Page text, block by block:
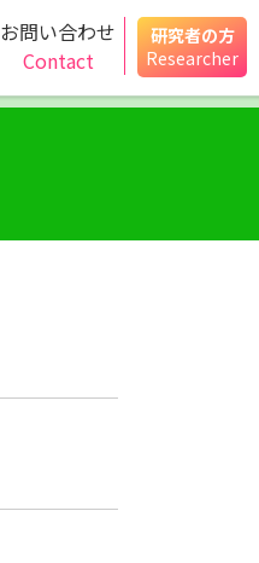
お問い合わせ
Contact
研究者の方
Researcher